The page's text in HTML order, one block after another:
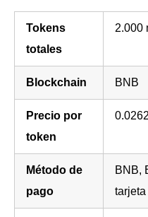
Tokens
totales
2.000
Blockchain BNB
Precio por
token
Método de
pago
BNB,